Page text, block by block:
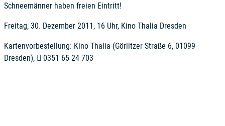
Schneemänner haben freien Eintritt!
Freitag, 30. Dezember 2011, 16 Uhr, Kino Thalia Dresden
Kartenvorbestellung: Kino Thalia (Görlitzer Straße 6, 01099
Dresden),
0351 65 24 703